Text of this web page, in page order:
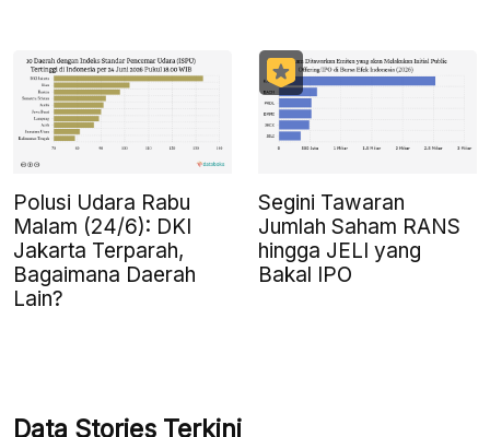
Polusi Udara Rabu
Malam (24/6): DKI
Jakarta Terparah,
Bagaimana Daerah
Lain?
Segini Tawaran
Jumlah Saham RANS
hingga JELI yang
Bakal IPO
Data Stories Terkini